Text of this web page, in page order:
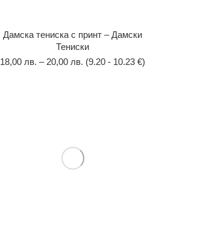
Дамска тениска с принт – Дамски
Тениски
18,00 лв. – 20,00 лв. (9.20 - 10.23 €)